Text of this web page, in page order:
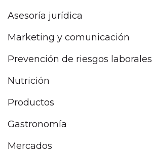
Asesoría jurídica
Marketing y comunicación
Prevención de riesgos laborales
Nutrición
Productos
Gastronomía
Mercados